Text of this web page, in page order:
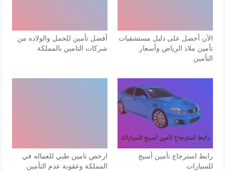
الآن أحصل على دليل مستشفيات
تأمين ملاذ الرياض وأسعار
التأمين
أفضل تأمين للحمل والولاده من
شركات التامين بالمملكة
رابط استرجاع تأمين أسيج
للسيارات
ارخص تامين طبي للعماله في
المملكة وعقوبة عدم التأمين